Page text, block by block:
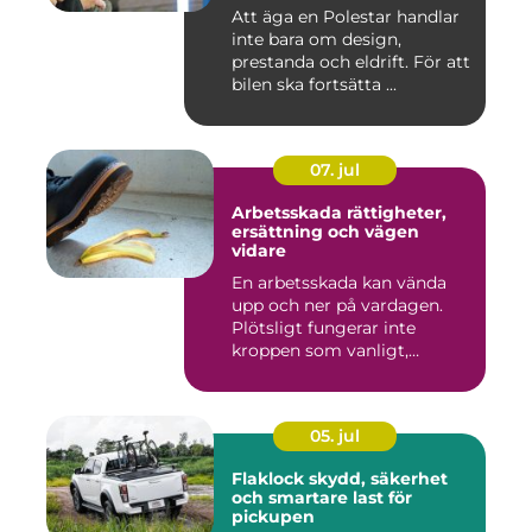
Att äga en Polestar handlar
inte bara om design,
prestanda och eldrift. För att
bilen ska fortsätta ...
07. jul
Arbetsskada rättigheter,
ersättning och vägen
vidare
En arbetsskada kan vända
upp och ner på vardagen.
Plötsligt fungerar inte
kroppen som vanligt,
05. jul
Flaklock skydd, säkerhet
och smartare last för
pickupen